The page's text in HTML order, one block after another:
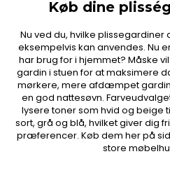
Køb dine
Nu ved du, hvilke
eksempelvis kan anvendes. Nu
har brug for i hjemmet? Måske
gardin i stuen for at maksimere
mørkere, mere afdæmpet
en god nattesøvn.
lysere toner som hvid og beige
sort, grå og blå, hvilket giver dig
præferencer. Køb dem her på
store